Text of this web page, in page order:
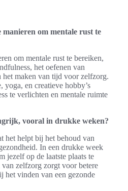
manieren om mentale rust te
om mentale rust te bereiken,
het oefenen van
het maken van tijd voor zelfzorg.
en creatieve hobby’s
te verlichten en mentale ruimte
vooral in drukke weken?
het helpt bij het behoud van
In een drukke week
jezelf op de laatste plaats te
zelfzorg zorgt voor betere
het vinden van een gezonde